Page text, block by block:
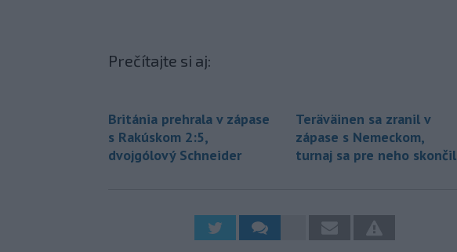
Prečítajte si aj:
Británia prehrala v zápase
s Rakúskom 2:5,
dvojgólový Schneider
Teräväinen sa zranil v
zápase s Nemeckom,
turnaj sa pre neho skončil